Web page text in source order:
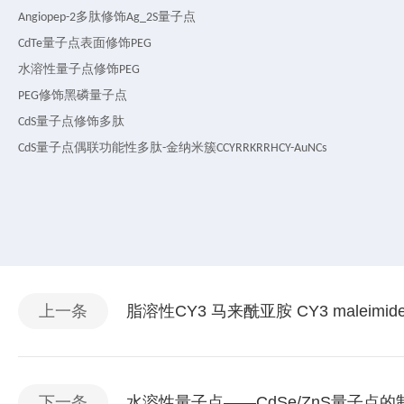
Angiopep-2多肽修饰Ag_2S量子点
CdTe量子点表面修饰PEG
水溶性量子点修饰PEG
PEG修饰黑磷量子点
CdS量子点修饰多肽
CdS量子点偶联功能性多肽-金纳米簇CCYRRKRRHCY-AuNCs
上一条 脂溶性CY3 马来酰亚胺 CY3